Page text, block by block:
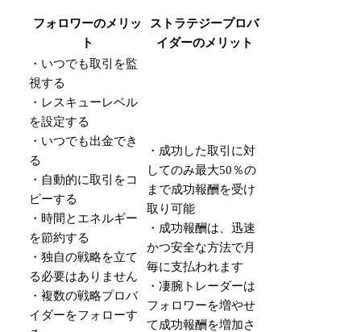
フォロワーのメリッ
ト
ストラテジープロバ
イダーのメリット
・いつでも取引を監
視する
・レスキューレベル
を設定する
・いつでも出金でき
る
・自動的に取引をコ
ピーする
・時間とエネルギー
を節約する
・独自の戦略を立て
る必要はありません
・複数の戦略プロバ
イダーをフォローす
・成功した取引に対
してのみ最大50％の
まで成功報酬を受け
取り可能
・成功報酬は、迅速
かつ安全な方法で月
毎に支払われます
・凄腕トレーダーは
フォロワーを増やせ
て成功報酬を増加さ